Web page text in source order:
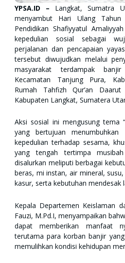
YPSA.ID – Langkat, Sumatra
menyambut Hari Ulang Tahun
Pendidikan Shafiyyatul
kepedulian sosial sebagai
perjalanan dan pencapaian
tersebut diwujudkan melalui
masyarakat terdampak
Kecamatan Tanjung Pura,
Rumah Tahfizh Qur’an
Kabupaten Langkat, Sumatera
Aksi sosial ini mengusung tema
yang bertujuan
kepedulian terhadap sesama,
yang tengah tertimpa
disalurkan meliputi berbagai
beras, mi instan, air mineral,
kasur, serta kebutuhan mendesak
Kepala Departemen Keislaman
Fauzi, M.Pd.I, menyampaikan
dapat memberikan manfaat
terutama para korban banjir
memulihkan kondisi kehidupan